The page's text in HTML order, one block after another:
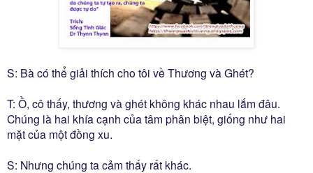
S: Bà có thể giải thích cho tôi về Thương và Ghét?
T: Ồ, cô thấy, thương và ghét không khác nhau lắm đâu.
Chúng là hai khía cạnh của tâm phân biệt, giống như hai
mặt của một đồng xu.
S: Nhưng chúng ta cảm thấy rất khác.